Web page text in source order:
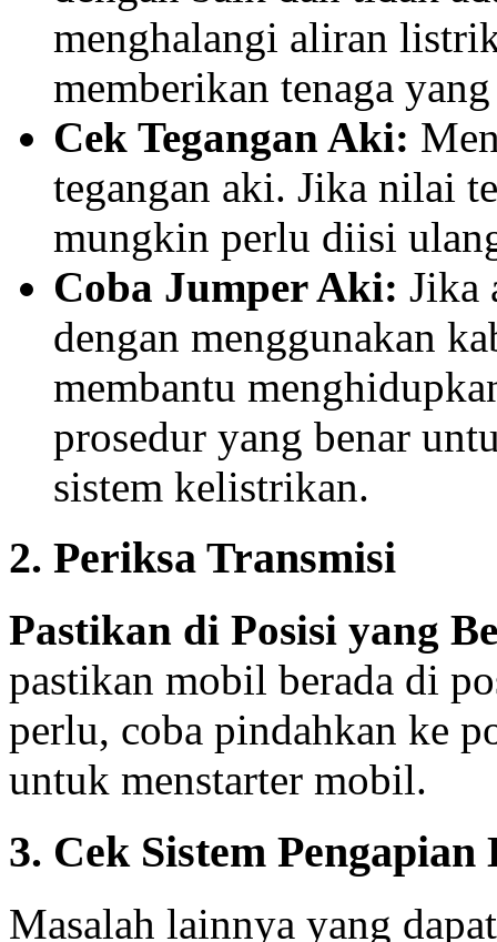
menghalangi aliran
memberikan tenaga
Cek Tegangan Aki:
tegangan aki. Jika nilai
mungkin perlu diisi
Coba Jumper Aki: Jika
dengan menggunakan
membantu
prosedur yang benar
sistem kelistrikan.
2. Periksa Transmisi
Pastikan di Posisi yang
pastikan mobil berada di
perlu, coba pindahkan ke
untuk menstarter mobil.
3. Cek Sistem
Masalah lainnya yang